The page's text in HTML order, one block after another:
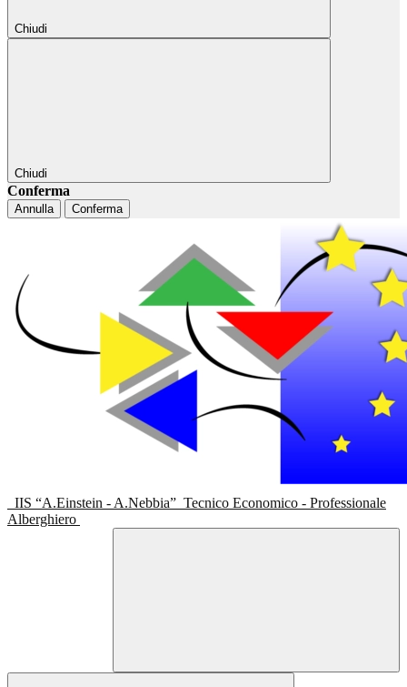
Chiudi
Chiudi
Conferma
Annulla Conferma
IIS “A.Einstein - A.Nebbia” Tecnico Economico - Professionale
Alberghiero